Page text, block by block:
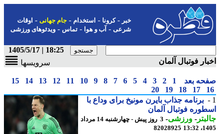
-کرونا-استخدام- جام جهانی-اوقات
شرعی-آب و هوا-تماس-ویدئوهای ورزشی
18:25 | 1405/5/17
فوتبال آلمان
سرویسها
بعد 1
2
3
4
5
6
7
8
9
10
11
12
13
14
15
17
18
19
20
برنامه جذاب بایرن مونیخ برای وداع با
فوتبال آلمان
-ورزشی-
3 روز پیش - چهارشنبه 14 مرداد
82028925